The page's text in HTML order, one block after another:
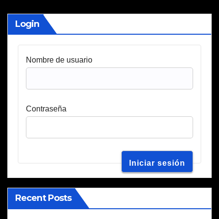
Login
Nombre de usuario
Contraseña
Recent Posts